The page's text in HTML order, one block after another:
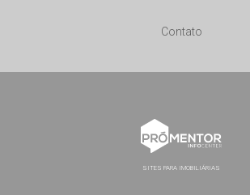
Contato
SITES PARA IMOBILIÁRIAS